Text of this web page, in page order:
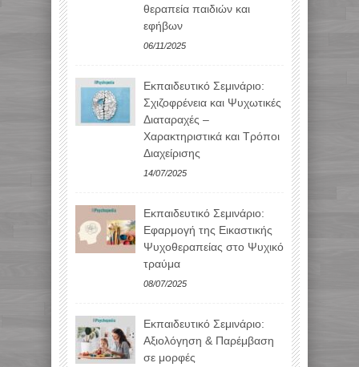
θεραπεία παιδιών και
εφήβων
06/11/2025
Εκπαιδευτικό Σεμινάριο:
Σχιζοφρένεια και Ψυχωτικές
Διαταραχές –
Χαρακτηριστικά και Τρόποι
Διαχείρισης
14/07/2025
Εκπαιδευτικό Σεμινάριο:
Εφαρμογή της Εικαστικής
Ψυχοθεραπείας στο Ψυχικό
τραύμα
08/07/2025
Εκπαιδευτικό Σεμινάριο:
Αξιολόγηση & Παρέμβαση
σε μορφές